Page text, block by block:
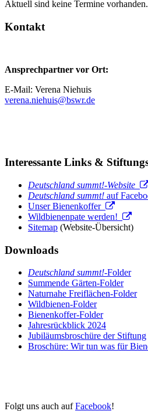
Aktuell sind keine Termine vorhanden.
Kontakt
Ansprechpartner vor Ort:
E-Mail: Verena Niehuis
verena.niehuis@bswr.de
Interessante Links &
Deutschland summt!-Website
Deutschland summt! auf
Unser Bienenkoffer
Wildbienenpate werden!
Sitemap (Website-Übersicht)
Downloads
Deutschland summt!-Folder
Summende Gärten-Folder
Naturnahe Freiflächen-Folder
Wildbienen-Folder
Bienenkoffer-Folder
Jahresrückblick 2024
Jubiläumsbroschüre der Stiftung
Broschüre: Wir tun was für
Folgt uns auch aufFacebook!